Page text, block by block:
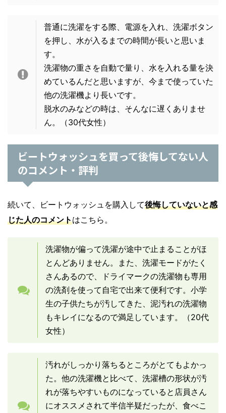
普通に洗濯をする際、電源を入れ、洗濯ボタン
を押し、水が入るまでの時間が長いと思いま
す。
洗濯物の重さを自動で量り、水を入れる量を決
めているんだと思いますが、今まで使っていた
他の洗濯機より長いです。
脱水のみなどの時は、そんなに遅くありませ
ん。
（30代女性）
ビートウォッシュを買って後悔してない人
のコメント・評判
続いて、ビートウォッシュを購入して後悔していないと感
じた人のコメントはこちら。
洗濯物が偏って洗濯が途中で止まることがほ
とんどありません。また、洗濯モードがたく
さんあるので、ドライマークの洗濯物も専用
の洗剤を使って自宅で出来て便利です。小学
生の子供たちが汚してきた、泥汚れの洗濯物
もキレイになるので満足しています。（20代
女性）
汚れがしっかり落ちるところがとてもよかっ
た。他の洗濯機と比べて、洗濯槽の形状が汚
れが落ちやすいものになっていると店員さん
にオススメされて半信半疑だったが、食べこ